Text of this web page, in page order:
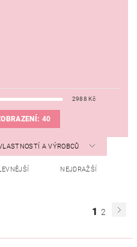
2988 Kč
40
A VÝROBCŮ
NEJDRAŽŠÍ
1 2